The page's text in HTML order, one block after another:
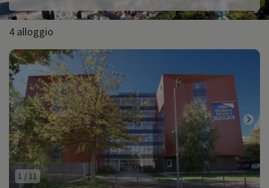
4 alloggio
1 / 11